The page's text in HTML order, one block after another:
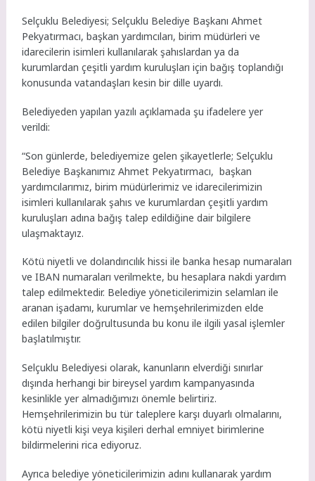
Selçuklu Belediyesi; Selçuklu Belediye Başkanı Ahmet
Pekyatırmacı, başkan yardımcıları, birim müdürleri ve
idarecilerin isimleri kullanılarak şahıslardan ya da
kurumlardan çeşitli yardım kuruluşları için bağış toplandığı
konusunda vatandaşları kesin bir dille uyardı.
Belediyeden yapılan yazılı açıklamada şu ifadelere yer
verildi:
“Son günlerde, belediyemize gelen şikayetlerle; Selçuklu
Belediye Başkanımız Ahmet Pekyatırmacı, başkan
yardımcılarımız, birim müdürlerimiz ve idarecilerimizin
isimleri kullanılarak şahıs ve kurumlardan çeşitli yardım
kuruluşları adına bağış talep edildiğine dair bilgilere
ulaşmaktayız.
Kötü niyetli ve dolandırıcılık hissi ile banka hesap numaraları
ve IBAN numaraları verilmekte, bu hesaplara nakdi yardım
talep edilmektedir. Belediye yöneticilerimizin selamları ile
aranan işadamı, kurumlar ve hemşehrilerimizden elde
edilen bilgiler doğrultusunda bu konu ile ilgili yasal işlemler
başlatılmıştır.
Selçuklu Belediyesi olarak, kanunların elverdiği sınırlar
dışında herhangi bir bireysel yardım kampanyasında
kesinlikle yer almadığımızı önemle belirtiriz.
Hemşehrilerimizin bu tür taleplere karşı duyarlı olmalarını,
kötü niyetli kişi veya kişileri derhal emniyet birimlerine
bildirmelerini rica ediyoruz.
Ayrıca belediye yöneticilerimizin adını kullanarak yardım